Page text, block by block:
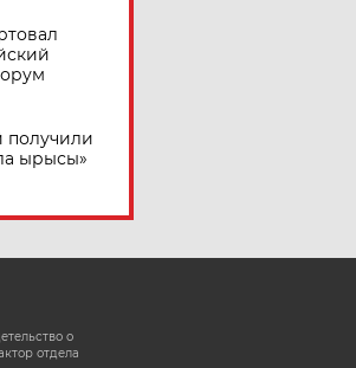
получили
ырысы»
о
отдела